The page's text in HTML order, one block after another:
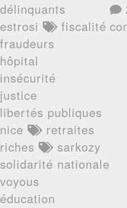
délinquants
estrosi
fiscalité
fraudeurs
hôpital
insécurité
justice
libertés publiques
nice
retraites
riches
sarkozy
solidarité nationale
voyous
éducation